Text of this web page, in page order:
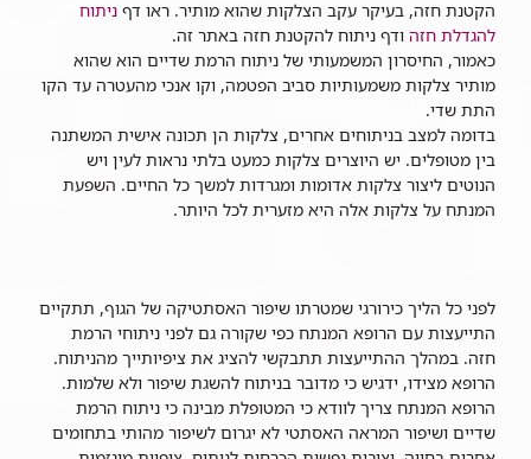
הקטנת חזה, בעיקר עקב הצלקות שהוא מותיר. ראו דף ניתוח
להגדלת חזה ודף ניתוח להקטנת חזה ​באתר זה.
כאמור, החיסרון המשמעותי של ניתוח הרמת שדיים הוא שהוא
מותיר צלקות משמעותיות סביב הפטמה, וקו אנכי מהעטרה עד הקו
התת שדי.
בדומה למצב בניתוחים אחרים, צלקות הן תכונה אישית המשתנה
בין מטופלים. יש היוצרים צלקות כמעט בלתי נראות לעין ויש
הנוטים ליצור צלקות אדומות ומגרדות למשך כל החיים. השפעת
המנתח על צלקות אלה היא מזערית לכל היותר.
לפני כל הליך כירורגי שמטרתו שיפור האסתטיקה של הגוף, תתקיים
התייעצות עם הרופא המנתח כפי שקורה גם לפני ניתוחי הרמת
חזה. במהלך ההתייעצות תתבקשי להציג את ציפיותייך מהניתוח.
הרופא מצידו, ידגיש כי מדובר בניתוח להשגת שיפור ולא שלמות.
הרופא המנתח צריך לוודא כי המטופלת מבינה כי ניתוח הרמת
שדיים ושיפור המראה האסתטי לא יגרום לשיפור מהותי בתחומים